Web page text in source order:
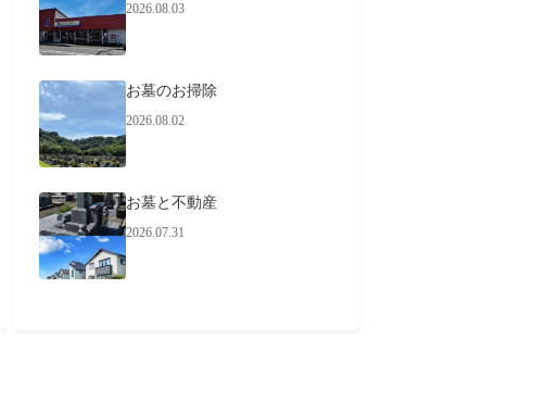
2026.08.03
お墓のお掃除
2026.08.02
お墓と不動産
2026.07.31